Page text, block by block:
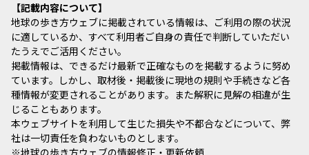
記載内容について
地球の歩き方ウェブに掲載されている情報は、ご利用の際の状況
に適しているか、すべて利用者ご自身の責任で判断していただい
たうえでご活用ください。
掲載情報は、できるだけ最新で正確なものを掲載するように努め
ています。しかし、取材後・掲載後に現地の規則や手続きなど各
種情報が変更されることがあります。また解釈に見解の相違が生
じることもあります。
本ウェブサイトを利用して生じた損失や不都合などについて、弊
社は一切責任を負わないものとします。